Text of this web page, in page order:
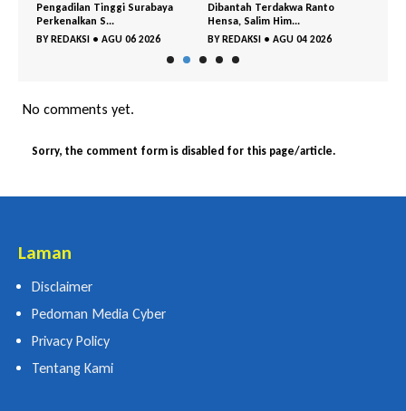
Pengadilan Tinggi Surabaya
Perkenalkan S...
BYREDAKSI • AGU 06 2026
Dibantah Terdakwa Ranto
Hensa, Salim Him...
BYREDAKSI • AGU 04 2026
No comments yet.
Sorry, the comment form is disabled for this page/article.
Laman
Disclaimer
Pedoman Media Cyber
Privacy Policy
Tentang Kami